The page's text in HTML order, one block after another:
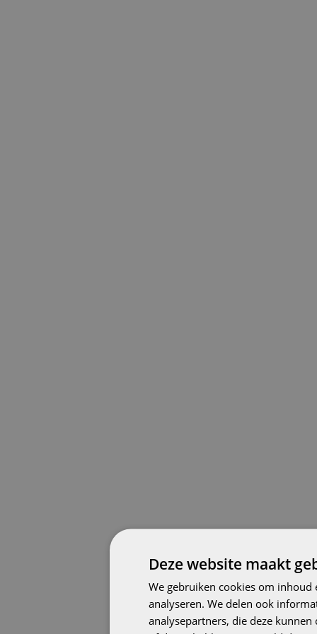
Deze website maakt
We gebruiken cookies om
analyseren. We delen ook
analysepartners, die deze